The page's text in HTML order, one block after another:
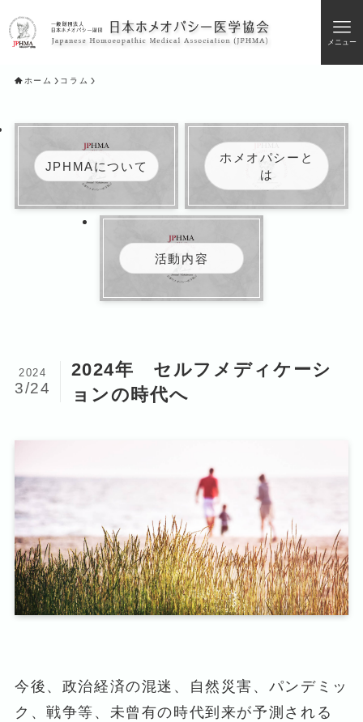
メニュー
ホーム コラム
JPHMAについて
ホメオパシーと
は
活動内容
2024年 セルフメディケーシ
ョンの時代へ
2024
3/24
今後、政治経済の混迷、自然災害、パンデミッ
ク、戦争等、未曾有の時代到来が予測される